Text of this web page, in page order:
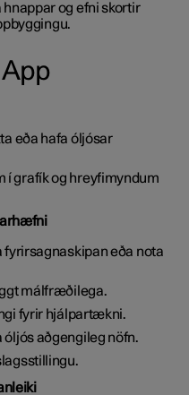
hnappar og efni skortir
App
eða hafa óljósar
í grafík og hreyfimyndum
eða nota
málfræðilega.
fyrir hjálpartækni.
aðgengileg nöfn.